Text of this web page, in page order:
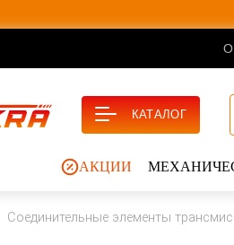
О
АКЦИИ
КАТАЛОГ
Соединительные элементы